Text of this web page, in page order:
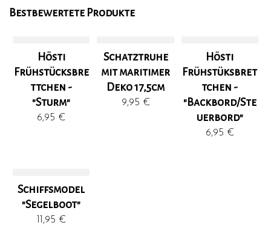
Bestbewertete Produkte
Hösti
Frühstücksbre
ttchen -
"Sturm"
6,95 €
Schatztruhe
mit maritimer
Deko 17,5cm
9,95 €
Hösti
Frühstüksbret
tchen -
"Backbord/Ste
uerbord"
6,95 €
Schiffsmodel
"Segelboot"
11,95 €